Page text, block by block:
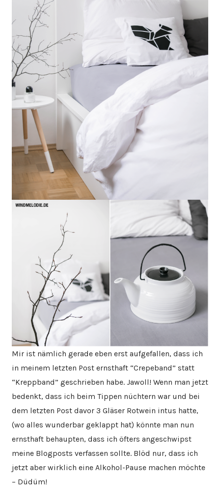
Mir ist nämlich gerade eben erst aufgefallen, dass ich
in meinem letzten Post ernsthaft “Crepeband” statt
“Kreppband” geschrieben habe. Jawoll! Wenn man jetzt
bedenkt, dass ich beim Tippen nüchtern war und bei
dem letzten Post davor 3 Gläser Rotwein intus hatte,
(wo alles wunderbar geklappt hat) könnte man nun
ernsthaft behaupten, dass ich öfters angeschwipst
meine Blogposts verfassen sollte. Blöd nur, dass ich
jetzt aber wirklich eine Alkohol-Pause machen möchte
– Düdüm!